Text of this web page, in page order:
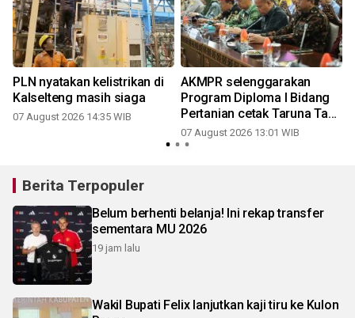
PLN nyatakan kelistrikan di
Kalselteng masih siaga
07 August 2026 14:35 WIB
AKMPR selenggarakan
Program Diploma I Bidang
Pertanian cetak Taruna Tani
Huma Betang
07 August 2026 13:01 WIB
Berita Terpopuler
Belum berhenti belanja! Ini rekap transfer
sementara MU 2026
19 jam lalu
Wakil Bupati Felix lanjutkan kaji tiru ke Kulon